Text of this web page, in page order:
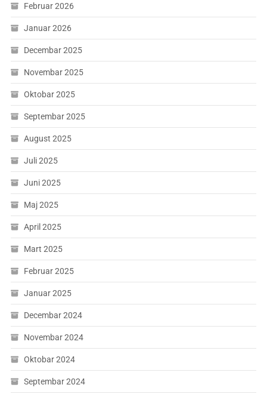
Februar 2026
Januar 2026
Decembar 2025
Novembar 2025
Oktobar 2025
Septembar 2025
August 2025
Juli 2025
Juni 2025
Maj 2025
April 2025
Mart 2025
Februar 2025
Januar 2025
Decembar 2024
Novembar 2024
Oktobar 2024
Septembar 2024